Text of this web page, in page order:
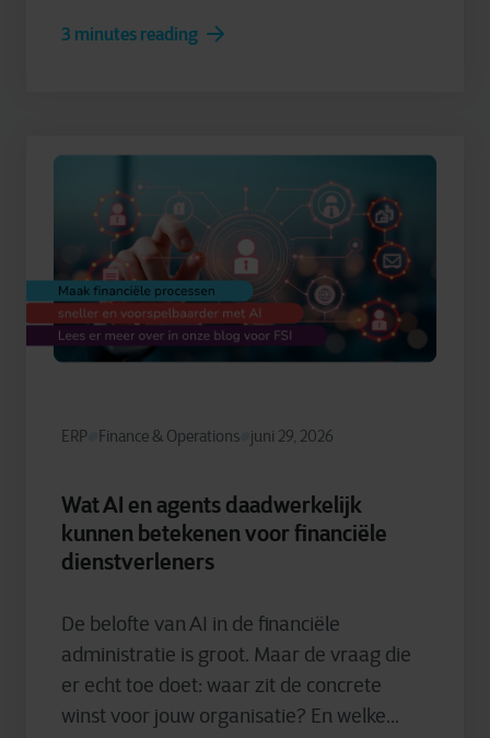
3 minutes reading
ERP Finance & Operations juni 29, 2026
Wat AI en agents daadwerkelijk
kunnen betekenen voor financiële
dienstverleners
De belofte van AI in de financiële
administratie is groot. Maar de vraag die
er echt toe doet: waar zit de concrete
winst voor jouw organisatie? En welke...